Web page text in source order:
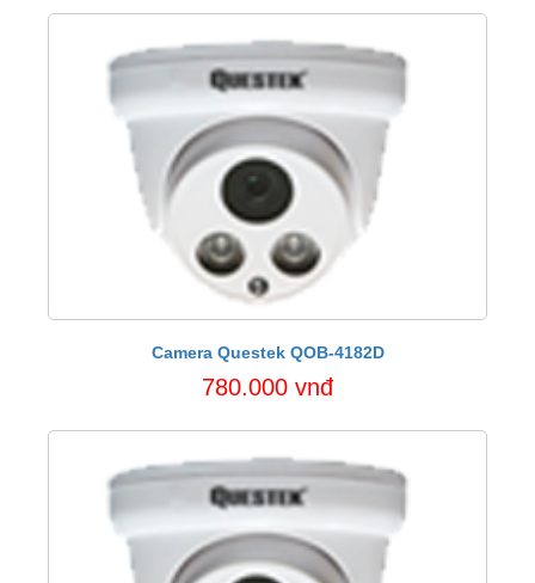
Camera Questek QOB-4182D
780.000 vnđ